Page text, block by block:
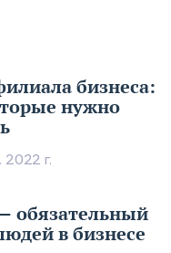
бизнеса:
нужно
2022 г.
обязательный
в бизнесе